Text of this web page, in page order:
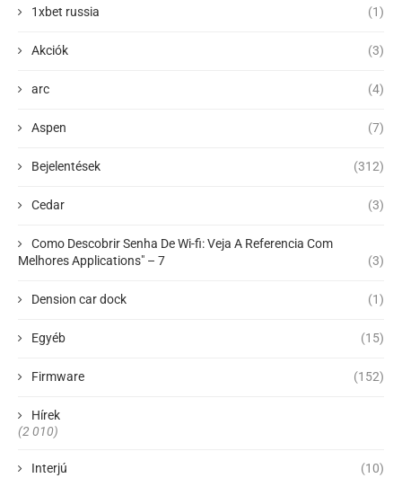
1xbet russia (1)
Akciók (3)
arc (4)
Aspen (7)
Bejelentések (312)
Cedar (3)
Como Descobrir Senha De Wi-fi: Veja A Referencia Com
Melhores Applications" – 7
(3)
Dension car dock (1)
Egyéb (15)
Firmware (152)
Hírek
(2 010)
Interjú (10)